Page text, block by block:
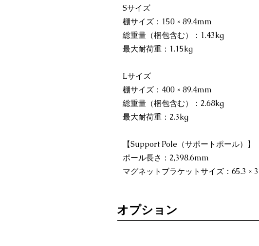
Sサイズ
棚サイズ：150 × 89.4mm
総重量（梱包含む）：1.43kg
最大耐荷重：1.15kg
Lサイズ
棚サイズ：400 × 89.4mm
総重量（梱包含む）：2.68kg
最大耐荷重：2.3kg
【Support Pole（サポートポール）】
ポール長さ：2,398.6mm
マグネットブラケットサイズ：65.3 ×
オプション